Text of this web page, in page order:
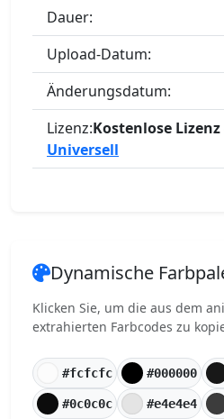
Dauer:
Upload-Datum:
Änderungsdatum:
Lizenz:Kostenlose Lizenz
Universell
Dynamische
Klicken Sie, um die aus dem
extrahierten Farbcodes zu
#fcfcfc #000000
#0c0c0c #e4e4e4